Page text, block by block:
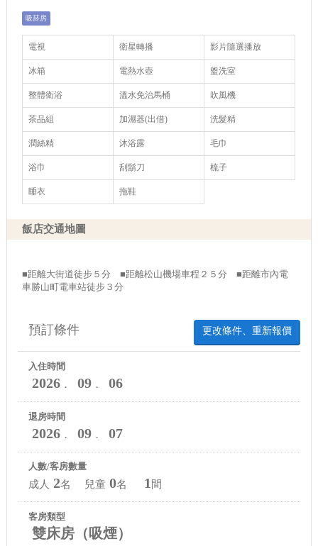
吸菸房
電視 衛星轉播 影片隨選播放
冰箱 電熱水壺 盥洗室
整體衛浴 溫水免治馬桶 吹風機
茶品組 加濕器(出借) 洗髮精
潤絲精 沐浴露 毛巾
浴巾 刮鬍刀 梳子
睡衣 拖鞋
飯店交通地圖
■距離大街道徒步５分 ■距離松山機場車程２５分 ■距離市內電
車勝山町電車站徒步３分
更改條件、重新報價
預訂條件
入住時間
2026． 09． 06
退房時間
2026． 09． 07
人數/客房數量
成人 2名 兒童 0名 1間
客房類型
雙床房（吸煙）